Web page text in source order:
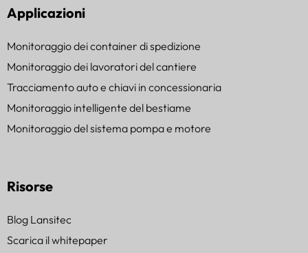
Applicazioni
Monitoraggio dei container di spedizione
Monitoraggio dei lavoratori del cantiere
Tracciamento auto e chiavi in concessionaria
Monitoraggio intelligente del bestiame
Monitoraggio del sistema pompa e motore
Risorse
Blog Lansitec
Scarica il whitepaper